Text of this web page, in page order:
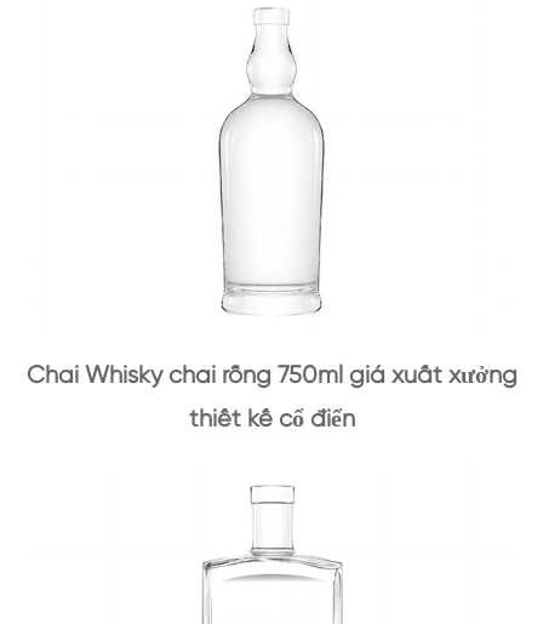
Chai Whisky chai rỗng 750ml giá xuất xưởng
thiết kế cổ điển